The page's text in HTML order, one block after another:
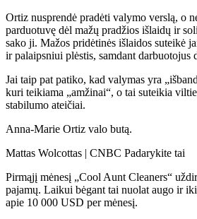
Ortiz nusprendė pradėti valymo verslą, o
parduotuvę dėl mažų pradžios išlaidų ir
sako ji. Mažos pridėtinės išlaidos suteikė
ir palaipsniui plėstis, samdant darbuotojus
Jai taip pat patiko, kad valymas yra
kuri teikiama „amžinai“, o tai suteikia
stabilumo ateičiai.
Anna-Marie Ortiz valo butą.
Mattas Wolcottas | CNBC Padarykite tai
Pirmąjį mėnesį „Cool Aunt Cleaners“
pajamų. Laikui bėgant tai nuolat augo ir
apie 10 000 USD per mėnesį.